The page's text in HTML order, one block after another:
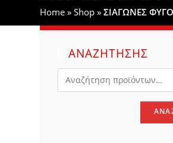
SEARCH
Home »Shop »ΣΙΑΓΩΝΕΣ
ΑΝΑΖΗΤΗΣΗΣ